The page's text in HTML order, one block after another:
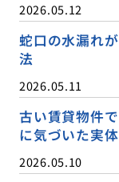
2026.05.12
蛇口の水漏れ
法
2026.05.11
古い賃貸物件
に気づいた実
2026.05.10